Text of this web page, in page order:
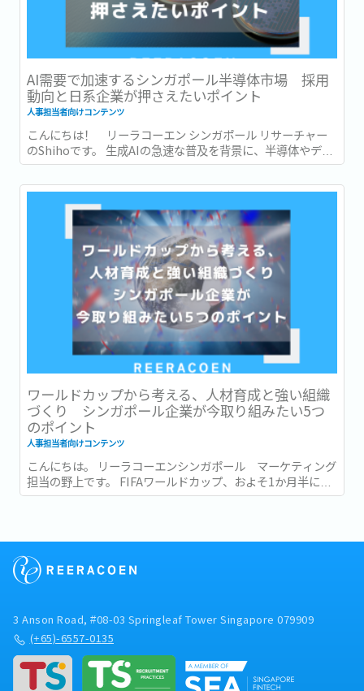
AI需要で加速するシンガポール半導体市場 採用
動向と日系企業が押さえたいポイント
人事担当者向けコンテンツ
こんにちは！ リーラコーエン シンガポール リサーチャー
のShihoです。 生成AIの急速な普及を背景に、半導体やデー
タセンターへの投資も世界各地で急速に拡大しています。...
ワールドカップから考える、人材育成と強い組織
づくり シンガポール企業が今取り組みたい5つ
のポイント
人事担当者向けコンテンツ
こんにちは。 リーラコーエンシンガポール マーケティング
担当の野上です。 FIFAワールドカップ、およそ1か月半にわ
たる大会がついに終幕しましたね。...
3 Anson Road, #08-03 Springleaf Tower Singapore 079909
(+65)-6557-0135